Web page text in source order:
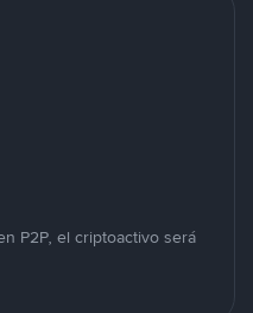
P2P, el criptoactivo será